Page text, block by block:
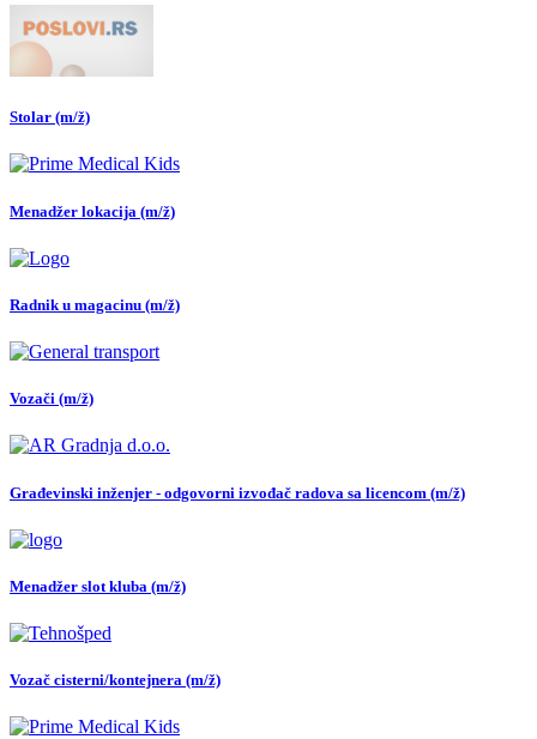
Stolar (m/ž)
Menadžer lokacija (m/ž)
Radnik u magacinu (m/ž)
Vozači (m/ž)
Građevinski inženjer - odgovorni izvođač radova sa licencom (m/ž)
Menadžer slot kluba (m/ž)
Vozač cisterni/kontejnera (m/ž)